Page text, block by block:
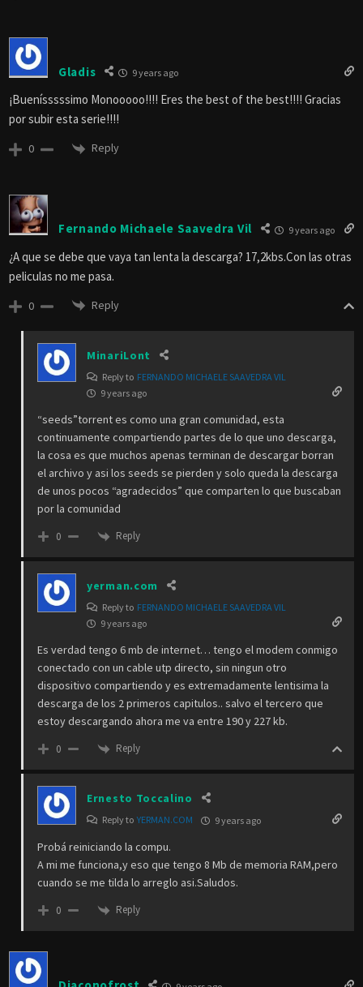
Gladis 9 years ago
¡Buenísssssimo Monooooo!!!! Eres the best of the best!!!! Gracias
por subir esta serie!!!!
0 Reply
Fernando Michaele Saavedra Vil 9 years ago
¿A que se debe que vaya tan lenta la descarga? 17,2kbs.Con las otras
peliculas no me pasa.
0 Reply
MinariLont
Reply to FERNANDO MICHAELE SAAVEDRA VIL
9 years ago
“seeds”torrent es como una gran comunidad, esta
continuamente compartiendo partes de lo que uno descarga,
la cosa es que muchos apenas terminan de descargar borran
el archivo y asi los seeds se pierden y solo queda la descarga
de unos pocos “agradecidos” que comparten lo que buscaban
por la comunidad
0 Reply
yerman.com
Reply to FERNANDO MICHAELE SAAVEDRA VIL
9 years ago
Es verdad tengo 6 mb de internet… tengo el modem conmigo
conectado con un cable utp directo, sin ningun otro
dispositivo compartiendo y es extremadamente lentisima la
descarga de los 2 primeros capitulos.. salvo el tercero que
estoy descargando ahora me va entre 190 y 227 kb.
0 Reply
Ernesto Toccalino
Reply toYERMAN.COM 9 years ago
Probá reiniciando la compu.
A mi me funciona,y eso que tengo 8 Mb de memoria RAM,pero
cuando se me tilda lo arreglo asi.Saludos.
0 Reply